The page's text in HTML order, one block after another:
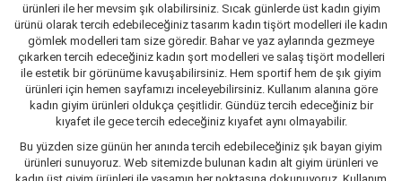
ürünleri ile her mevsim şık olabilirsiniz. Sıcak günlerde üst kadın giyim
ürünü olarak tercih edebileceğiniz tasarım kadın tişört modelleri ile kadın
gömlek modelleri tam size göredir. Bahar ve yaz aylarında gezmeye
çıkarken tercih edeceğiniz kadın şort modelleri ve salaş tişört modelleri
ile estetik bir görünüme kavuşabilirsiniz. Hem sportif hem de şık giyim
ürünleri için hemen sayfamızı inceleyebilirsiniz. Kullanım alanına göre
kadın giyim ürünleri oldukça çeşitlidir. Gündüz tercih edeceğiniz bir
kıyafet ile gece tercih edeceğiniz kıyafet aynı olmayabilir.
Bu yüzden size günün her anında tercih edebileceğiniz şık bayan giyim
ürünleri sunuyoruz. Web sitemizde bulunan kadın alt giyim ürünleri ve